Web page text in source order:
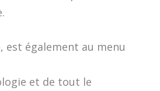
est également au menu
et de tout le